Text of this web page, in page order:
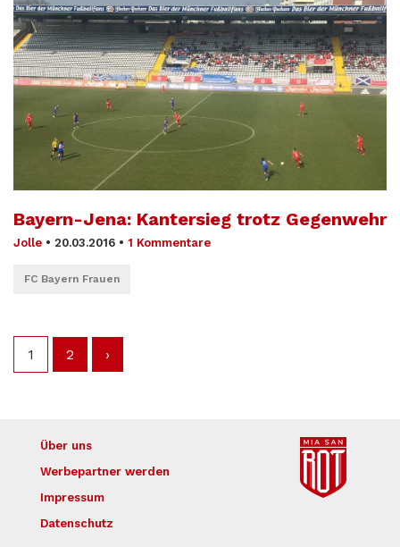
Bayern-Jena: Kantersieg trotz Gegenwehr
Jolle • 20.03.2016 • 1 Kommentare
FC Bayern Frauen
1 2 ›
Über uns
Werbepartner werden
Impressum
Datenschutz